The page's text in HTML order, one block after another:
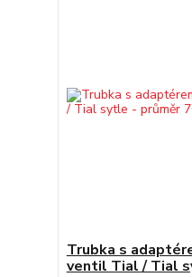
Trubka s
ventil Tial / Tial